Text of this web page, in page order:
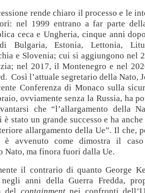
rende chiaro il processo e le
nel 1999 entrano a far parte
ceca e Ungheria, cinque anni
Bulgaria, Estonia, Lettonia,
e Slovenia; cui si aggiungono nel
nel 2017, il Montenegro e nel
Così l’attuale segretario della Nato,
Conferenza di Monaco sulla
ovviamente senza la Russia, ha
che “l’allargamento della
è stato un grande successo e ha
allargamento della Ue”. Il che,
è avvenuto come dimostra il
Nato, ma finora fuori dalla Ue.
il contrario di quanto George
anni della Guerra Fredda,